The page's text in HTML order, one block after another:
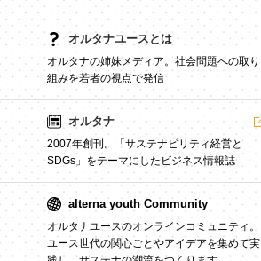
オルタナユースとは
オルタナの姉妹メディア。社会問題への取り
組みを若者の視点で発信
オルタナ
2007年創刊。「サステナビリティ経営と
SDGs」をテーマにしたビジネス情報誌
alterna youth Community
オルタナユースのオンラインコミュニティ。
ユース世代の関心ごとやアイデアを集めて実